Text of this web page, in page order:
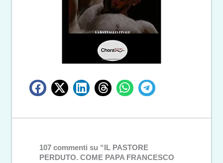
107 commenti su “IL PASTORE
PERDUTO. COME PAPA FRANCESCO